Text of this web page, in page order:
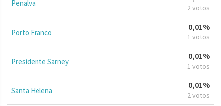
Penalva 2 votos
Porto Franco
0,01%
1 votos
Presidente Sarney
0,01%
1 votos
Santa Helena
0,01%
2 votos